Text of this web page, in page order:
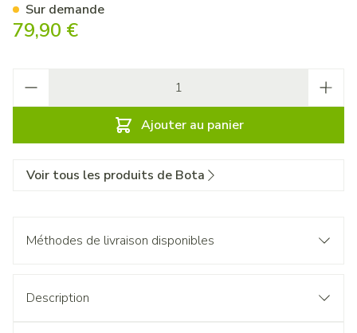
79,90 €
Ajouter au panier
Sur demande
Voir tous les produits de Bota
Méthodes de livraison disponibles
Description